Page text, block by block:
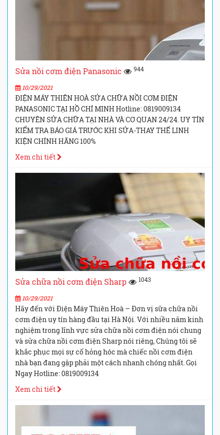
Sửa nồi cơm điện Panasonic 944
10/29/2021
ĐIỆN MÁY THIÊN HOÀ SỬA CHỮA NỒI CƠM ĐIỆN
PANASONIC TẠI HỒ CHÍ MINH Hotline: 0819009134
CHUYÊN SỬA CHỮA TẠI NHÀ VÀ CƠ QUAN 24/24. UY TÍN
KIỂM TRA BÁO GIÁ TRƯỚC KHI SỬA-THAY THẾ LINH
KIỆN CHÍNH HÃNG 100%
Xem chi tiết
Sửa chữa nồi cơm điện Sharp 1043
10/29/2021
Hãy đến với Điện Máy Thiên Hoà – Đơn vị sữa chữa nồi
cơm điện uy tín hàng đầu tại Hà Nội. Với nhiều năm kinh
nghiệm trong lĩnh vực sửa chữa nồi cơm điện nói chung
và sửa chữa nồi cơm điện Sharp nói riêng, Chúng tôi sẽ
khắc phục mọi sự cố hỏng hóc mà chiếc nồi cơm điện
nhà bạn đang gặp phải một cách nhanh chóng nhất. Gọi
Ngay Hotline: 0819009134
Xem chi tiết